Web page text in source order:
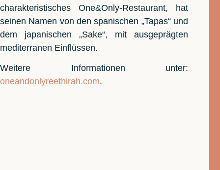
charakteristisches One&Only-Restaurant, hat
seinen Namen von den spanischen „Tapas“ und
dem japanischen „Sake“, mit ausgeprägten
mediterranen Einflüssen.
Weitere Informationen unter:
oneandonlyreethirah.com.